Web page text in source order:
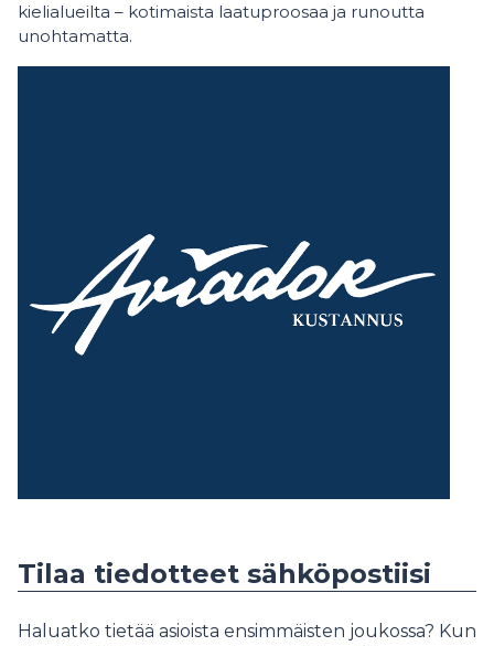
kielialueilta – kotimaista laatuproosaa ja runoutta
unohtamatta.
Tilaa tiedotteet sähköpostiisi
Haluatko tietää asioista ensimmäisten joukossa? Kun